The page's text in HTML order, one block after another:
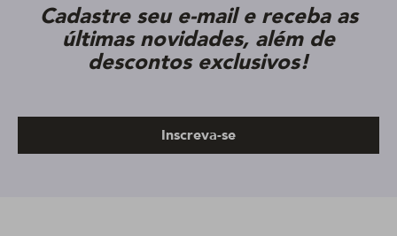
Cadastre seu e-mail e receba as
últimas novidades, além de
descontos exclusivos!
Inscreva-se